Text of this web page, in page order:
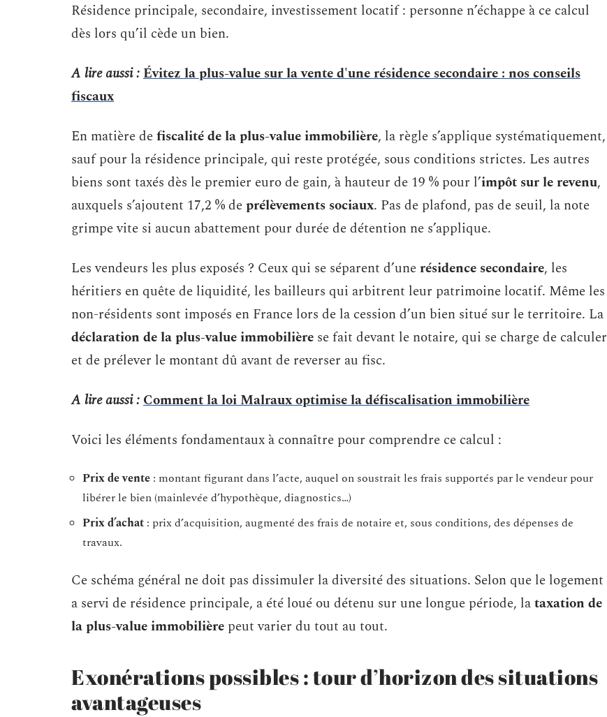
Résidence principale, secondaire, investissement locatif : personne n’échappe à ce calcul
dès lors qu’il cède un bien.
A lire aussi :Évitez la plus-value sur la vente d'une résidence secondaire : nos conseils
fiscaux
En matière defiscalité de la plus-value immobilière, la règle s’applique systématiquement,
sauf pour la résidence principale, qui reste protégée, sous conditions strictes. Les autres
biens sont taxés dès le premier euro de gain, à hauteur de 19 % pour l’impôt sur le revenu,
auxquels s’ajoutent 17,2 % deprélèvements sociaux. Pas de plafond, pas de seuil, la note
grimpe vite si aucun abattement pour durée de détention ne s’applique.
Les vendeurs les plus exposés ? Ceux qui se séparent d’unerésidence secondaire, les
héritiers en quête de liquidité, les bailleurs qui arbitrent leur patrimoine locatif. Même les
non-résidents sont imposés en France lors de la cession d’un bien situé sur le territoire. La
déclaration de la plus-value immobilière se fait devant le notaire, qui se charge de calculer
et de prélever le montant dû avant de reverser au fisc.
A lire aussi :Comment la loi Malraux optimise la défiscalisation immobilière
Voici les éléments fondamentaux à connaître pour comprendre ce calcul :
Prix de vente : montant figurant dans l’acte, auquel on soustrait les frais supportés par le vendeur pour
libérer le bien (mainlevée d’hypothèque, diagnostics…)
Prix d’achat : prix d’acquisition, augmenté des frais de notaire et, sous conditions, des dépenses de
travaux.
Ce schéma général ne doit pas dissimuler la diversité des situations. Selon que le logement
a servi de résidence principale, a été loué ou détenu sur une longue période, lataxation de
la plus-value immobilière peut varier du tout au tout.
Exonérations possibles : tour d’horizon des situations
avantageuses